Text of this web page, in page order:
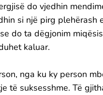
do vjedhin
si një pirg plehërash
do ta dëgjonim
kaluar.
nga ku ky person
të suksesshme. Të